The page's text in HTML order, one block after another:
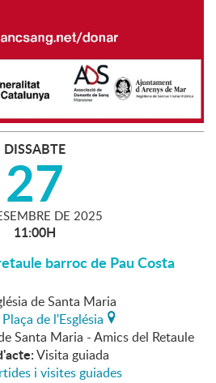
DISSABTE
27DE 2025
11:00H
barroc de Pau Costa
de Santa Maria
Plaça de l'Església
Santa Maria - Amics del Retaule
Visita guiada
i visites guiades